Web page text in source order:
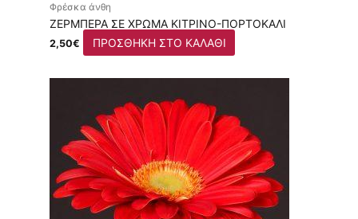
Φρέσκα άνθη
ΖΈΡΜΠΕΡΑ ΣΕ ΧΡΏΜΑ ΚΊΤΡΙΝΟ-ΠΟΡΤΟΚΑΛΊ
2,50€ ΠΡΟΣΘΉΚΗ ΣΤΟ ΚΑΛΆΘΙ